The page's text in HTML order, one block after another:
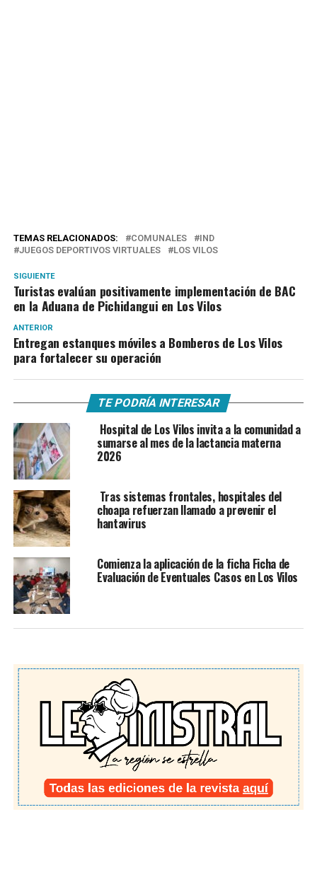
TEMAS RELACIONADOS: COMUNALES
IND
JUEGOS DEPORTIVOS VIRTUALES
LOS VILOS
SIGUIENTE
Turistas evalúan positivamente implementación de BAC
en la Aduana de Pichidangui en Los Vilos
ANTERIOR
Entregan estanques móviles a Bomberos de Los Vilos
para fortalecer su operación
TE PODRÍA INTERESAR
Hospital de Los Vilos invita a la comunidad a
sumarse al mes de la lactancia materna
2026
Tras sistemas frontales, hospitales del
choapa refuerzan llamado a prevenir el
hantavirus
Comienza la aplicación de la ficha Ficha de
Evaluación de Eventuales Casos en Los Vilos